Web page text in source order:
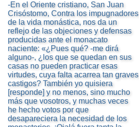
-En el Oriente cristiano, San Juan
Crisóstomo, Contra los impugnadores
de la vida monástica, nos da un
reflejo de las objeciones y defensas
producidas ante el monacato
naciente: «¿Pues qué? -me dirá
alguno-, ¿los que se quedan en sus
casas no pueden practicar esas
virtudes, cuya falta acarrea tan graves
castigos? También yo quisiera
[responde] y no menos, sino mucho
más que vosotros, y muchas veces
he hecho votos por que
desapareciera la necesidad de los